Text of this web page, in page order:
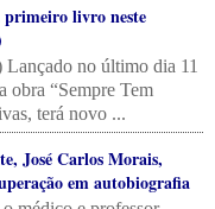
livro neste
no último dia 11
obra “Sempre Tem
terá novo ...
José Carlos Morais,
em autobiografia